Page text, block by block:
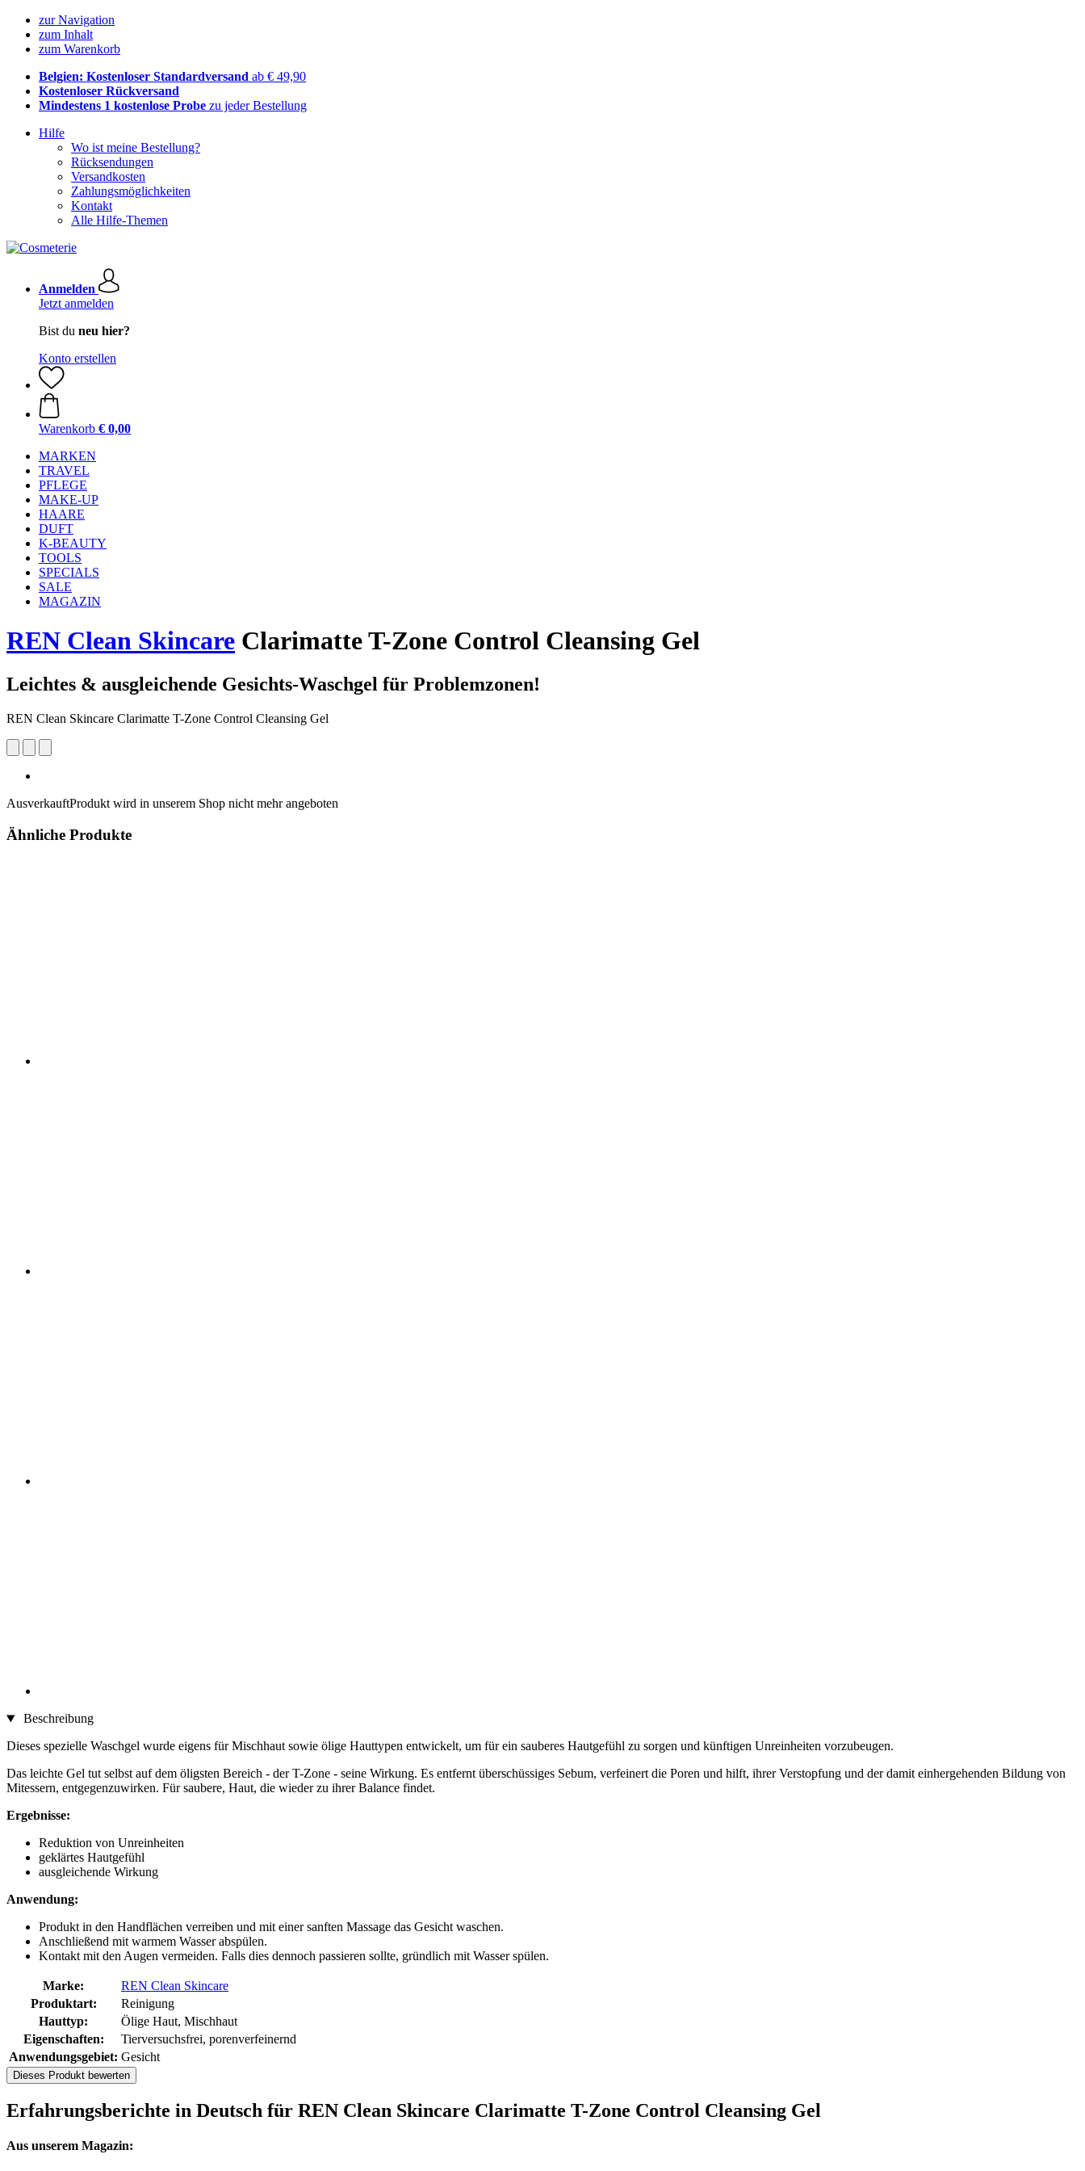
zur Navigation
zum Inhalt
zum Warenkorb
Belgien: Kostenloser Standardversand ab € 49,90
Kostenloser Rückversand
Mindestens 1 kostenlose Probe zu jeder Bestellung
Hilfe
Wo ist meine Bestellung?
Rücksendungen
Versandkosten
Zahlungsmöglichkeiten
Kontakt
Alle Hilfe-Themen
Anmelden
Jetzt anmelden
Bist du neu hier?
Konto erstellen
Warenkorb € 0,00
MARKEN
TRAVEL
PFLEGE
MAKE-UP
HAARE
DUFT
K-BEAUTY
TOOLS
SPECIALS
SALE
MAGAZIN
REN Clean Skincare Clarimatte T-Zone Control Cleansing Gel
Leichtes & ausgleichende Gesichts-Waschgel für Problemzonen!
REN Clean Skincare Clarimatte T-Zone Control Cleansing Gel
AusverkauftProdukt wird in unserem Shop nicht mehr angeboten
Ähnliche Produkte
Beschreibung
Dieses spezielle Waschgel wurde eigens für Mischhaut sowie ölige Hauttypen entwickelt, um für ein sauberes Hautgefühl zu sorgen und künftigen Unreinheiten vorzubeugen.
Das leichte Gel tut selbst auf dem öligsten Bereich - der T-Zone - seine Wirkung. Es entfernt überschüssiges Sebum, verfeinert die Poren und hilft, ihrer Verstopfung und der damit einhergehenden Bildung von
Mitessern, entgegenzuwirken. Für saubere, Haut, die wieder zu ihrer Balance findet.
Ergebnisse:
Reduktion von Unreinheiten
geklärtes Hautgefühl
ausgleichende Wirkung
Anwendung:
Produkt in den Handflächen verreiben und mit einer sanften Massage das Gesicht waschen.
Anschließend mit warmem Wasser abspülen.
Kontakt mit den Augen vermeiden. Falls dies dennoch passieren sollte, gründlich mit Wasser spülen.
Marke:
REN Clean Skincare
Produktart:
Reinigung
Hauttyp:
Ölige Haut, Mischhaut
Eigenschaften:
Tierversuchsfrei, porenverfeinernd
Anwendungsgebiet: Gesicht
Dieses Produkt bewerten
Erfahrungsberichte in Deutsch für REN Clean Skincare Clarimatte T-Zone Control Cleansing Gel
Aus unserem Magazin: